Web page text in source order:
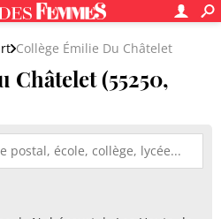
Collège Émilie Du Châtelet
Châtelet (55250,